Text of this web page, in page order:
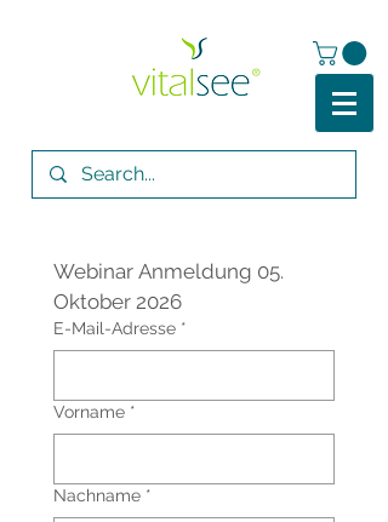
Webinar Anmeldung 05.
Oktober 2026
E-Mail-Adresse *
Vorname *
Nachname *